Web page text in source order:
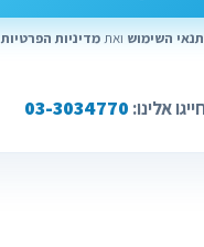
תנאי השימוש ואתמדיניות הפרטיות
אלינו: 03-3034770